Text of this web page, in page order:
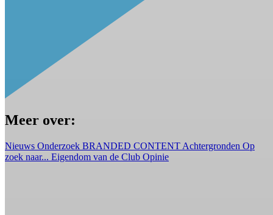
Meer over:
Nieuws Onderzoek BRANDED CONTENT Achtergronden Op
zoek naar... Eigendom van de Club Opinie